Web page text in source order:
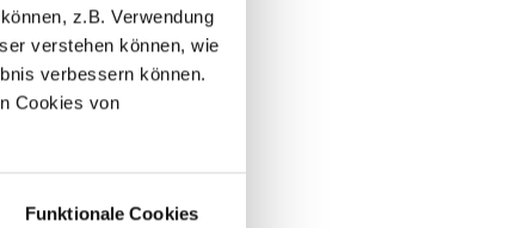
z.B. Verwendung
verstehen können, wie
verbessern können.
Cookies von
Funktionale Cookies